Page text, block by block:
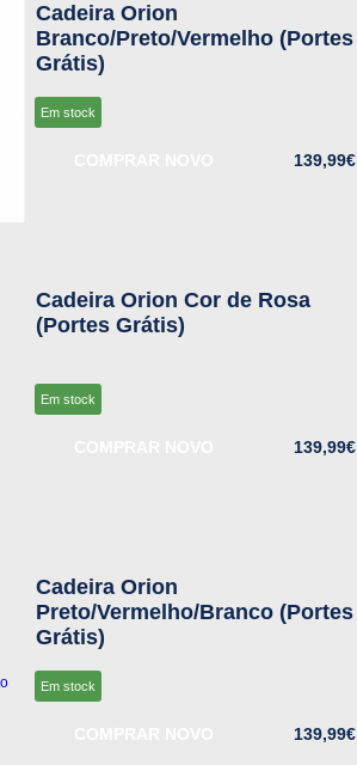
Cadeira Orion
Branco/Preto/Vermelho (Portes
Grátis)
Em stock
139,99€
Cadeira Orion Cor de Rosa
(Portes Grátis)
Em stock
139,99€
Cadeira Orion
Preto/Vermelho/Branco (Portes
Grátis)
Em stock
139,99€